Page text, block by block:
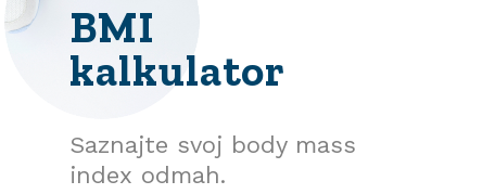
BMI
kalkulator
Saznajte svoj body mass
index odmah.